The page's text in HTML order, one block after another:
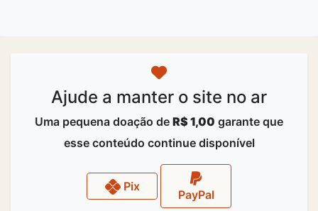
Ajude a manter o site no ar
Uma pequena doação de R$ 1,00 garante que
esse conteúdo continue disponível
Pix
PayPal